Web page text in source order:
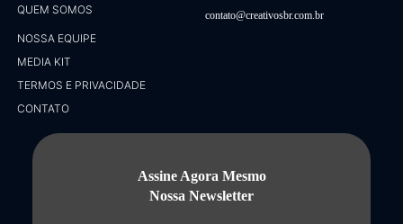
QUEM SOMOS
NOSSA EQUIPE
MEDIA KIT
TERMOS E PRIVACIDADE
CONTATO
contato@creativosbr.com.br
Assine Agora Mesmo
Nossa Newsletter